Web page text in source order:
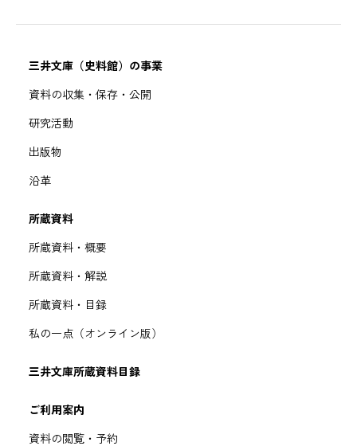
三井文庫（史料館）の事業
資料の収集・保存・公開
研究活動
出版物
沿革
所蔵資料
所蔵資料・概要
所蔵資料・解説
所蔵資料・目録
私の一点（オンライン版）
三井文庫所蔵資料目録
ご利用案内
資料の閲覧・予約